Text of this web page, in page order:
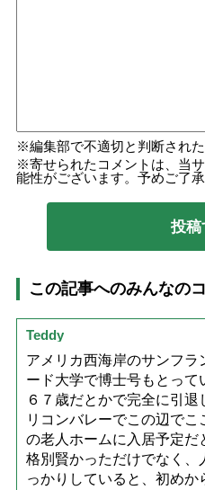
編集部で不適切と判断され
寄せられたコメントは、当
能性がございます。予めご了承
この記事へのみんなの
Teddy
アメリカ西海岸のサンフラ
ード大学で博士号もとっ
６７歳だとかで完全に引
リコンバレーでこの辺で
の老人ホームに入居予定
格別賢かっただけでなく、
っかりしていると、初め